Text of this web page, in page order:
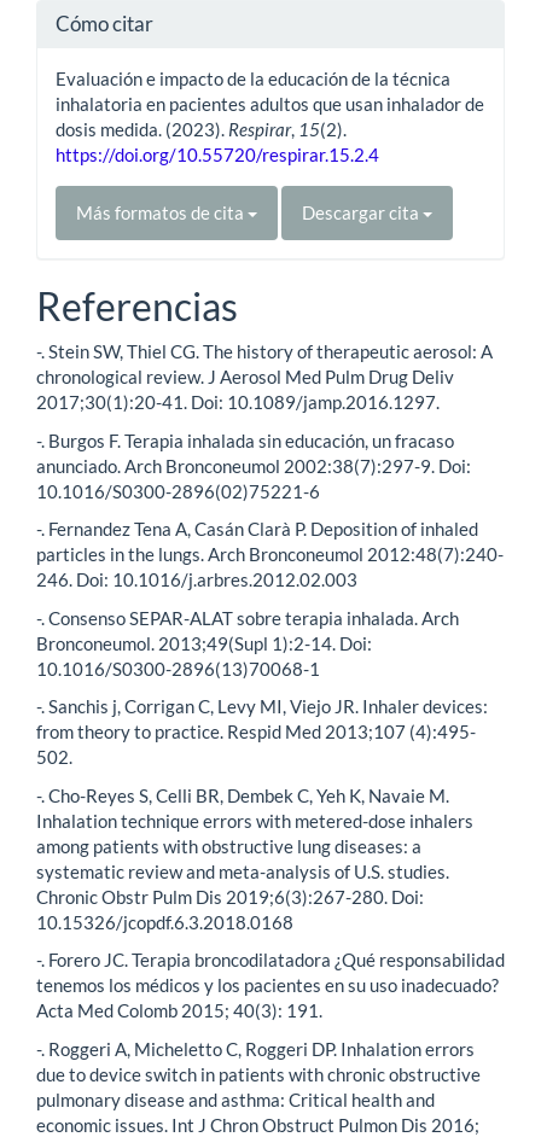
Cómo citar
Evaluación e impacto de la educación de la técnica
inhalatoria en pacientes adultos que usan inhalador de
dosis medida. (2023). Respirar, 15(2).
https://doi.org/10.55720/respirar.15.2.4
Más formatos de cita Descargar cita
Referencias
-. Stein SW, Thiel CG. The history of therapeutic aerosol: A
chronological review. J Aerosol Med Pulm Drug Deliv
2017;30(1):20-41. Doi: 10.1089/jamp.2016.1297.
-. Burgos F. Terapia inhalada sin educación, un fracaso
anunciado. Arch Bronconeumol 2002:38(7):297-9. Doi:
10.1016/S0300-2896(02)75221-6
-. Fernandez Tena A, Casán Clarà P. Deposition of inhaled
particles in the lungs. Arch Bronconeumol 2012:48(7):240-
246. Doi: 10.1016/j.arbres.2012.02.003
-. Consenso SEPAR-ALAT sobre terapia inhalada. Arch
Bronconeumol. 2013;49(Supl 1):2-14. Doi:
10.1016/S0300-2896(13)70068-1
-. Sanchis j, Corrigan C, Levy MI, Viejo JR. Inhaler devices:
from theory to practice. Respid Med 2013;107 (4):495-
502.
-. Cho-Reyes S, Celli BR, Dembek C, Yeh K, Navaie M.
Inhalation technique errors with metered-dose inhalers
among patients with obstructive lung diseases: a
systematic review and meta-analysis of U.S. studies.
Chronic Obstr Pulm Dis 2019;6(3):267-280. Doi:
10.15326/jcopdf.6.3.2018.0168
-. Forero JC. Terapia broncodilatadora ¿Qué responsabilidad
tenemos los médicos y los pacientes en su uso inadecuado?
Acta Med Colomb 2015; 40(3): 191.
-. Roggeri A, Micheletto C, Roggeri DP. Inhalation errors
due to device switch in patients with chronic obstructive
pulmonary disease and asthma: Critical health and
economic issues. Int J Chron Obstruct Pulmon Dis 2016;